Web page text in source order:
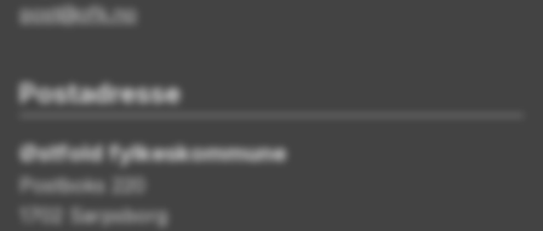
post@ofk.no
Postadresse
Østfold fylkeskommune
Postboks 220
1702 Sarpsborg